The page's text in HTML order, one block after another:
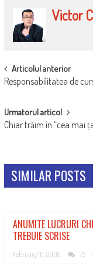
Victor
POST
NAVIGATION
Articolul anterior
Responsabilitatea de
Urmatorul articol
Chiar trăim în “cea mai
SIMILAR POSTS
ANUMITE LUCRURI
TREBUIE SCRISE
February 10, 2009 75